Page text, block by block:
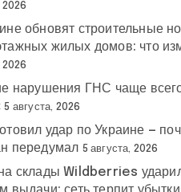
2026
обновят строительные
жилых домов: что
2026
нарушения ГНС чаще
5 августа, 2026
удар по Украине —
передумал 5 августа, 2026
склады Wildberries